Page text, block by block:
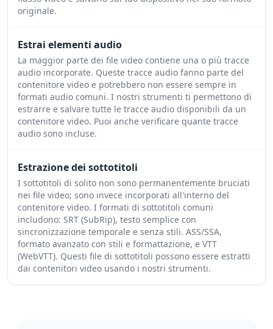
originale.
Estrai elementi audio
La maggior parte dei file video contiene una o più tracce
audio incorporate. Queste tracce audio fanno parte del
contenitore video e potrebbero non essere sempre in
formati audio comuni. I nostri strumenti ti permettono di
estrarre e salvare tutte le tracce audio disponibili da un
contenitore video. Puoi anche verificare quante tracce
audio sono incluse.
Estrazione dei sottotitoli
I sottotitoli di solito non sono permanentemente bruciati
nei file video; sono invece incorporati all'interno del
contenitore video. I formati di sottotitoli comuni
includono: SRT (SubRip), testo semplice con
sincronizzazione temporale e senza stili. ASS/SSA,
formato avanzato con stili e formattazione, e VTT
(WebVTT). Questi file di sottotitoli possono essere estratti
dai contenitori video usando i nostri strumenti.